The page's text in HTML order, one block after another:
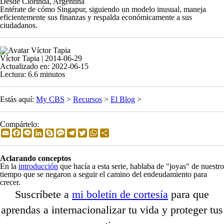
Entérate de cómo Singapur, siguiendo un modelo inusual, maneja
eficientemente sus finanzas y respalda económicamente a sus
ciudadanos.
Víctor Tapia | 2014-06-29
Actualizado en: 2022-06-15
Lectura: 6.6 minutos
Estás aquí: My CBS > Recursos > El Blog >
Compártelo:
EmailFacebook
LineLinkedIn
SkypeMessage
Telegram
TwitterWhatsApp
Aclarando conceptos
En la introducción que hacía a esta serie, hablaba de "joyas" de nuestro
tiempo que se negaron a seguir el camino del endeudamiento para
crecer.
Suscríbete a mi boletín de cortesía para que
aprendas a internacionalizar tu vida y proteger tus